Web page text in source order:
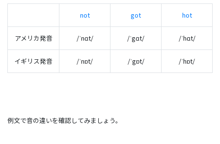
not got hot
アメリカ発音 /ˈnɑt/ /ˈgɑt/ /ˈhɑt/
イギリス発音 /ˈnɒt/ /ˈgɒt/ /ˈhɒt/
例文で音の違いを確認してみましょう。